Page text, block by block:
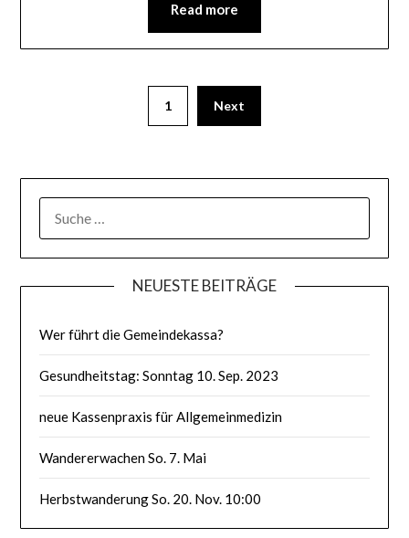
Read more
1 Next
NACH:
NEUESTE BEITRÄGE
Wer führt die Gemeindekassa?
Gesundheitstag: Sonntag 10. Sep. 2023
neue Kassenpraxis für Allgemeinmedizin
Wandererwachen So. 7. Mai
Herbstwanderung So. 20. Nov. 10:00